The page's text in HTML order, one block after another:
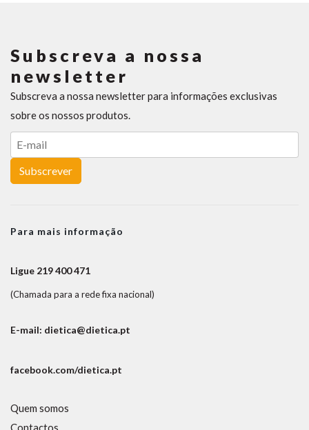
Subscreva a nossa
newsletter
Subscreva a nossa newsletter para informações exclusivas
sobre os nossos produtos.
Subscrever
Para mais informação
Ligue 219 400 471
(Chamada para a rede fixa nacional)
E-mail: dietica@dietica.pt
facebook.com/dietica.pt
Quem somos
Contactos